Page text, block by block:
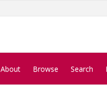
About Browse Search